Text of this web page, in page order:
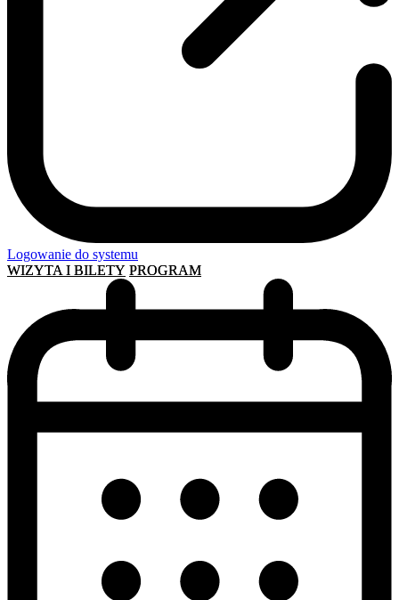
Logowanie do systemu
WIZYTA I BILETY PROGRAM